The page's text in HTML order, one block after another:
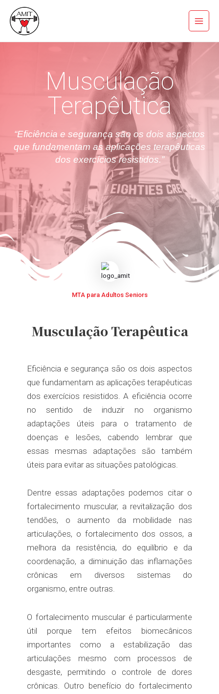
content
Main
Menu
Musculação
Terapêutica
“Eficiência e segurança são os dois aspectos
que fundamentam as aplicações terapêuticas
dos exercícios resistidos.”
MTA para Adultos Seniors
Musculação Terapêutica
Eficiência e segurança são os dois aspectos
que fundamentam as aplicações terapêuticas
dos exercícios resistidos. A eficiência ocorre
no sentido de induzir no organismo
adaptações úteis para o tratamento de
doenças e lesões, cabendo lembrar que
essas mesmas adaptações são também
úteis para evitar as situações patológicas.
Dentre essas adaptações podemos citar o
fortalecimento muscular, a revitalização dos
tendões, o aumento da mobilidade nas
articulações, o fortalecimento dos ossos, a
melhora da resistência, do equilíbrio e da
coordenação, a diminuição das inflamações
crônicas em diversos sistemas do
organismo, entre outras.
O fortalecimento muscular é particularmente
útil porque tem efeitos biomecânicos
importantes como a estabilização das
articulações mesmo com processos de
desgaste, permitindo o controle de dores
crônicas. Outro benefício do fortalecimento